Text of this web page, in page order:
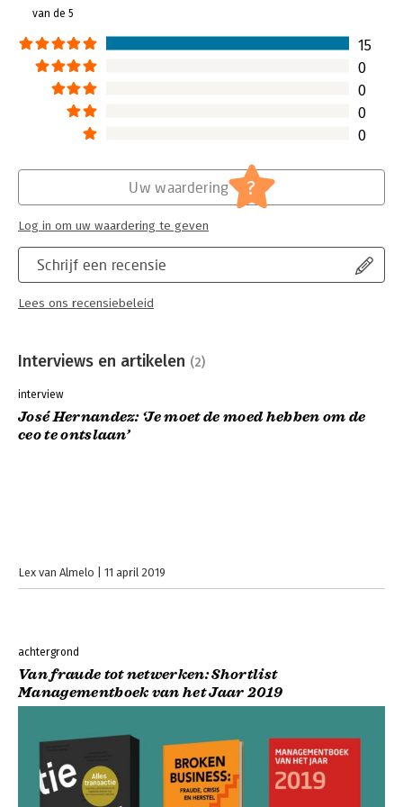
van de 5
15
0
0
0
0
Schrijf een recensie
Lees ons recensiebeleid
Uw waardering ?
Log in om uw waardering te geven
Interviews en artikelen (2)
interview
José Hernandez: ‘Je moet de moed hebben om de
ceo te ontslaan’
Lex van Almelo 11 april 2019
achtergrond
Van fraude tot netwerken: Shortlist
Managementboek van het Jaar 2019